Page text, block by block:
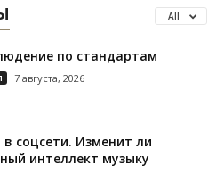
All
по стандартам
7 августа, 2026
соцсети. Изменит ли
интеллект музыку